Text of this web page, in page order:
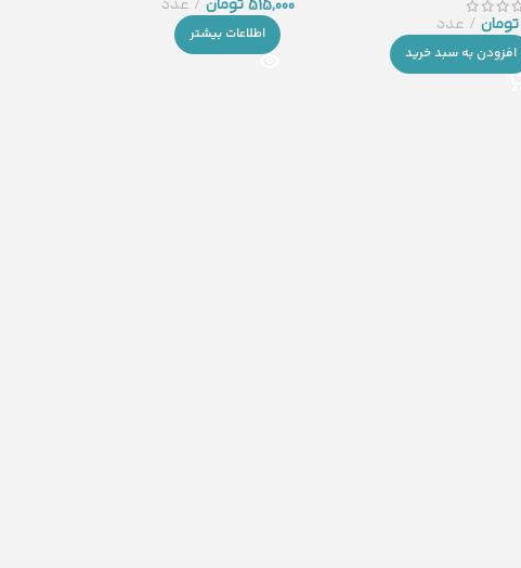
تومان عدد
افزودن به سبد خرید
اطلاعات بیشتر